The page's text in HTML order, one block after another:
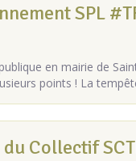
SPL
en mairie de
points ! La
Collectif